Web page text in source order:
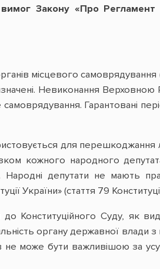
Закону «Про Регламент
місцевого самоврядування
Невиконання
Гарантовані
для перешкоджання
кожного народного
депутати не мають
України» (стаття 79
Конституційного Суду, як
органу державної влади
не може бути важливішою за